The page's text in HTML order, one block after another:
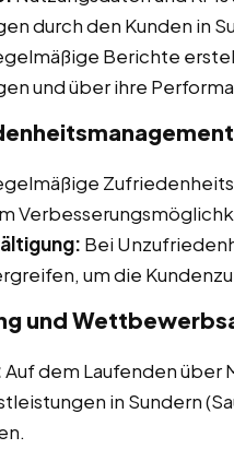
durch den Kunden in
Berichte
und über ihre
Bei
um die
und
Auf dem Laufenden über
in Sundern